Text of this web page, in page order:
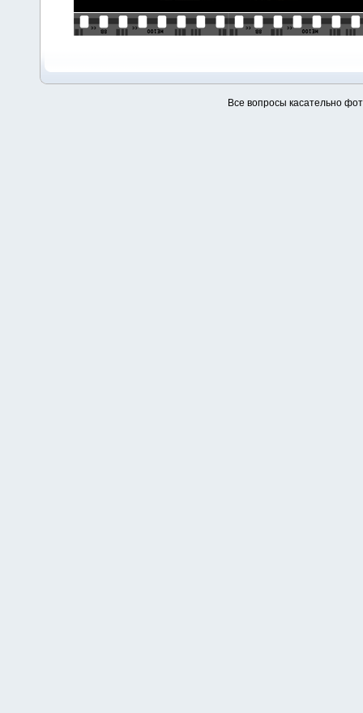
Все вопросы касательно